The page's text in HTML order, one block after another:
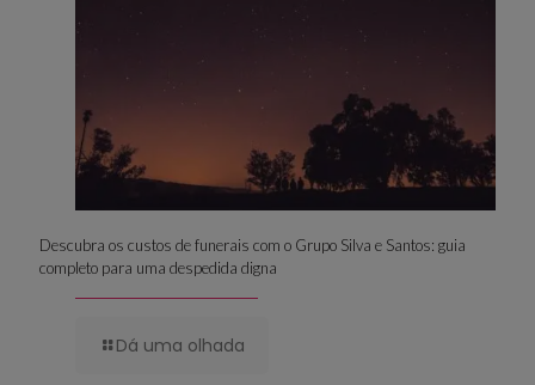
Descubra os custos de funerais com o Grupo Silva e Santos: guia
completo para uma despedida digna
Dá uma olhada